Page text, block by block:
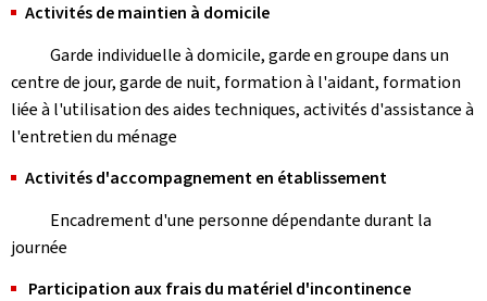
Activités de maintien à domicile
Garde individuelle à domicile, garde en groupe dans un
centre de jour, garde de nuit, formation à l'aidant, formation
liée à l'utilisation des aides techniques, activités d'assistance à
l'entretien du ménage
Activités d'accompagnement en établissement
Encadrement d'une personne dépendante durant la
journée
Participation aux frais du matériel d'incontinence